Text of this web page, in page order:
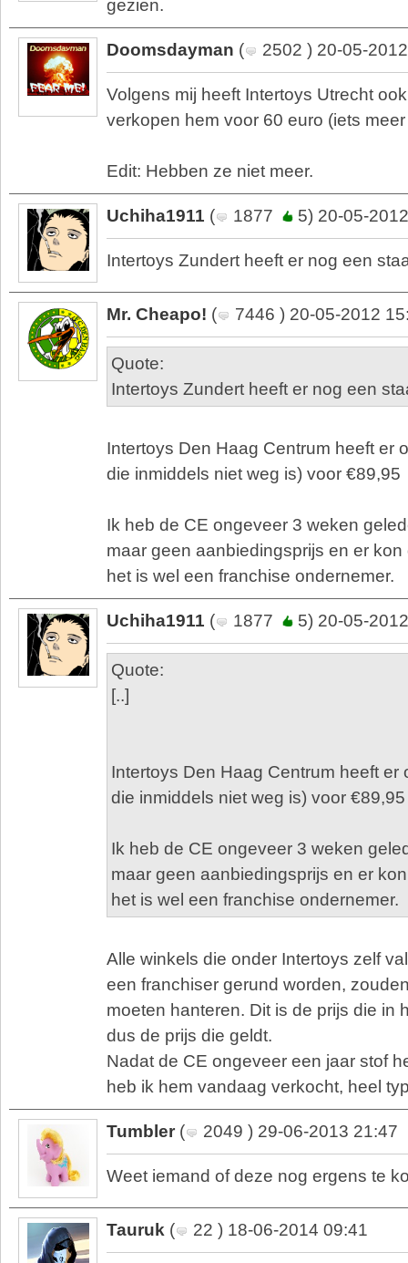
gezien.
Doomsdayman ( 2502 ) 20-05-
Volgens mij heeft Intertoys Utrecht
verkopen hem voor 60 euro (iets
Edit: Hebben ze niet meer.
Uchiha1911 ( 1877 5) 20-05-
Intertoys Zundert heeft er nog een
Mr. Cheapo! ( 7446 ) 20-05-2012
Quote:
Intertoys Zundert heeft er nog een
Intertoys Den Haag Centrum heeft er
die inmiddels niet weg is) voor €89,95
Ik heb de CE ongeveer 3 weken
maar geen aanbiedingsprijs en er
het is wel een franchise ondernemer.
Uchiha1911 ( 1877 5) 20-05-
Quote:
[..]
Intertoys Den Haag Centrum heeft er
die inmiddels niet weg is) voor €89,95
Ik heb de CE ongeveer 3 weken
maar geen aanbiedingsprijs en er
het is wel een franchise ondernemer.
Alle winkels die onder Intertoys zelf
een franchiser gerund worden,
moeten hanteren. Dit is de prijs die in
dus de prijs die geldt.
Nadat de CE ongeveer een jaar stof
heb ik hem vandaag verkocht, heel
Tumbler ( 2049 ) 29-06-2013 21:47
Weet iemand of deze nog ergens te
Tauruk ( 22 ) 18-06-2014 09:41